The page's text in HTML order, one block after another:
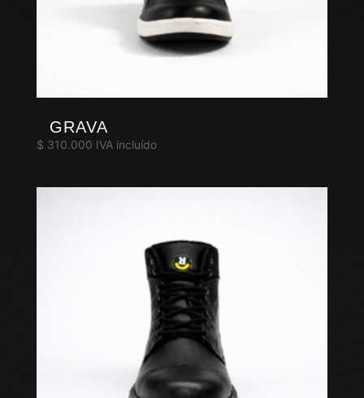
GRAVA
$ 310.000 IVA incluído